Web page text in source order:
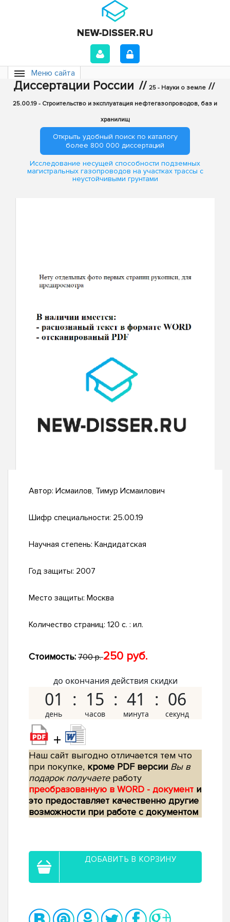
Меню сайта
Диссертации России // 25 - Науки о земле //
25.00.19 - Строительство и эксплуатация нефтегазопроводов, баз и
хранилищ
Открыть удобный поиск по каталогу
более 800 000 диссертаций
Исследование несущей способности подземных
магистральных газопроводов на участках трассы с
неустойчивыми грунтами
Автор: Исмаилов, Тимур Исмаилович
Шифр специальности: 25.00.19
Научная степень: Кандидатская
Год защиты: 2007
Место защиты: Москва
Количество страниц: 120 с. : ил.
Стоимость: 700 р.250 руб.
до окончания действия скидки
01 15 41 05
+
Наш сайт выгодно отличается тем что
при покупке, кроме PDF версии Вы в
подарок получаетеработу
преобразованную в WORD - документ и
это предоставляет качественно другие
возможности при работе с документом
ДОБАВИТЬ В КОРЗИНУ